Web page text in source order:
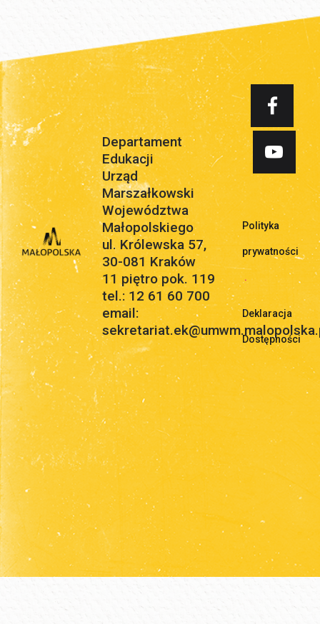
Departament
Edukacji
Urząd
Marszałkowski
Województwa
Małopolskiego
ul. Królewska 57,
30-081 Kraków
11 piętro pok. 119
tel.: 12 61 60 700
email:
Polityka
prywatności
.
Deklaracja
Dostępności